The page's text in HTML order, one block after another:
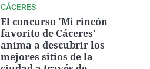
CÁCERES
El concurso 'Mi rincón
favorito de Cáceres'
anima a descubrir los
mejores sitios de la